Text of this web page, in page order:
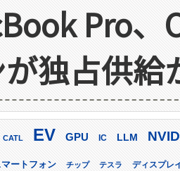
Pro
独占供給
CATL EV GPU IC LLM
マートフォン チップ テスラ ディスプレ